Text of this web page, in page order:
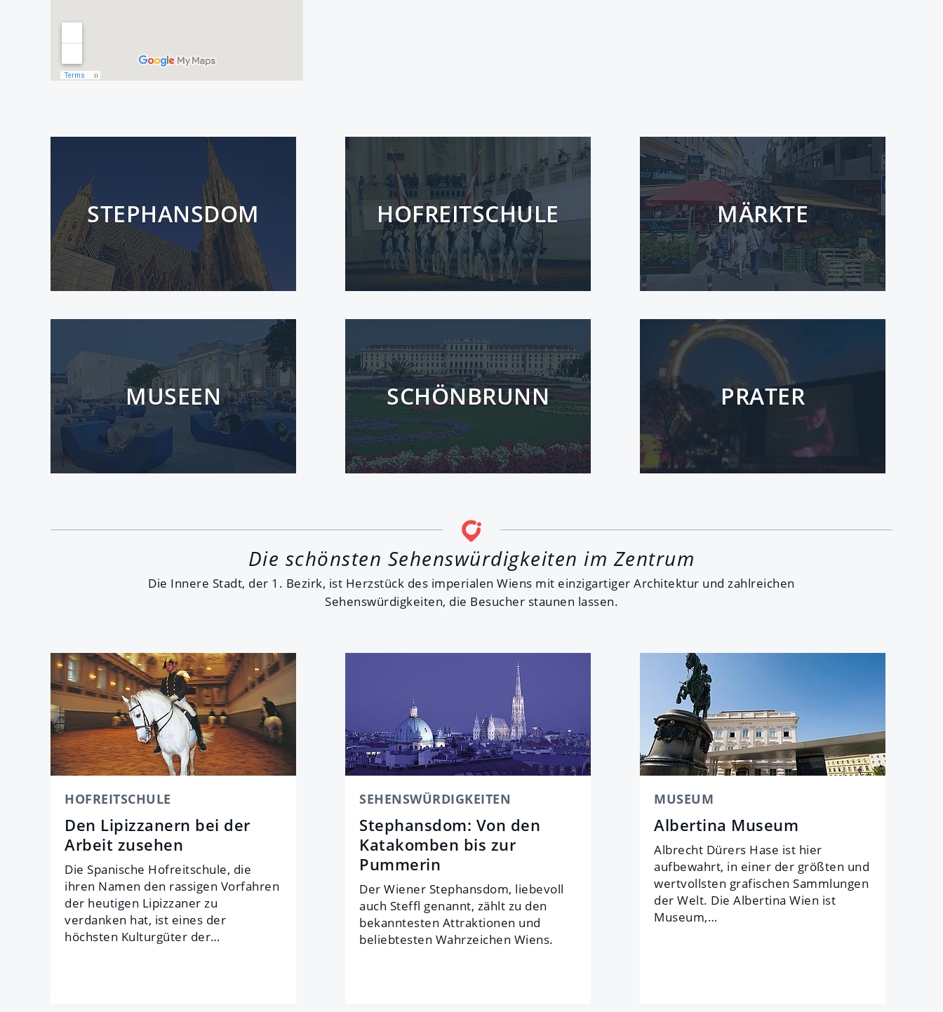
STEPHANSDOM HOFREITSCHULE MÄRKTE
MUSEEN SCHÖNBRUNN PRATER
Die schönsten Sehenswürdigkeiten im Zentrum
Die Innere Stadt, der 1. Bezirk, ist Herzstück des imperialen Wiens mit einzigartiger Architektur und zahlreichen
Sehenswürdigkeiten, die Besucher staunen lassen.
HOFREITSCHULE
Den Lipizzanern bei der
Arbeit zusehen
Die Spanische Hofreitschule, die
ihren Namen den rassigen Vorfahren
der heutigen Lipizzaner zu
verdanken hat, ist eines der
höchsten Kulturgüter der…
SEHENSWÜRDIGKEITEN
Stephansdom: Von den
Katakomben bis zur
Pummerin
Der Wiener Stephansdom, liebevoll
auch Steffl genannt, zählt zu den
bekanntesten Attraktionen und
beliebtesten Wahrzeichen Wiens.
MUSEUM
Albertina Museum
Albrecht Dürers Hase ist hier
aufbewahrt, in einer der größten und
wertvollsten grafischen Sammlungen
der Welt. Die Albertina Wien ist
Museum,…